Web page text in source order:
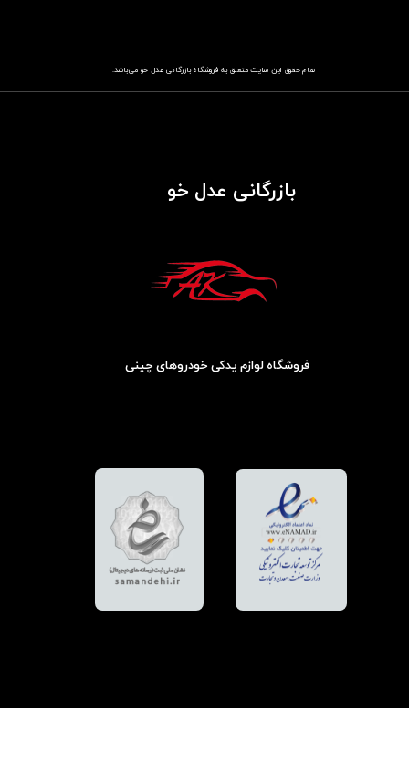
تمام حقوق این سایت متعلق به فروشگاهباز​​​​​​​رگانی عدل خو می‌باشد.
بازرگانی عدل خو
فروشگاه لوازم یدکی خودروهای چینی